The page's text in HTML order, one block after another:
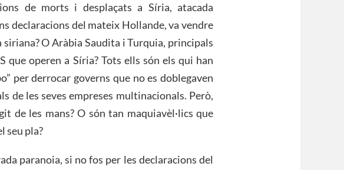
de morts i desplaçats a Síria, atacada
declaracions del mateix Hollande, va vendre
siriana? O Aràbia Saudita i Turquia, principals
que operen a Síria? Tots ells són els qui han
per derrocar governs que no es doblegaven
de les seves empreses multinacionals. Però,
de les mans? O són tan maquiavèl·lics que
seu pla?
paranoia, si no fos per les declaracions del